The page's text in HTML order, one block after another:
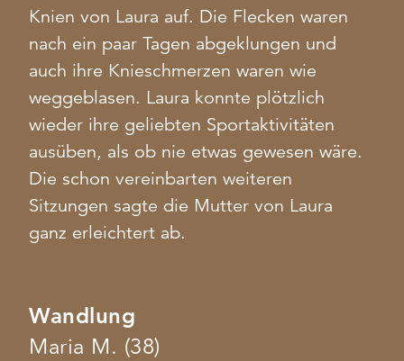
Knien von Laura auf. Die Flecken waren
nach ein paar Tagen abgeklungen und
auch ihre Knieschmerzen waren wie
weggeblasen. Laura konnte plötzlich
wieder ihre geliebten Sportaktivitäten
ausüben, als ob nie etwas gewesen wäre.
Die schon vereinbarten weiteren
Sitzungen sagte die Mutter von Laura
ganz erleichtert ab.
Wandlung
Maria M. (38)